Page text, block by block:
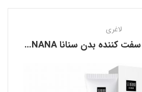
لاغری
کرم فرم دهنده و سفت کننده بدن سنانا SENANA